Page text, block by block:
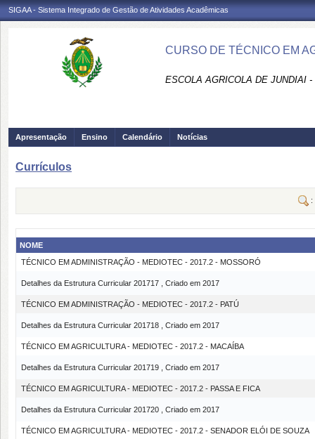
SIGAA - Sistema Integrado de Gestão de Atividades Acadêmicas
CURSO DE TÉCNICO EM
ESCOLA AGRICOLA DE JUNDIAI
Apresentação Ensino Calendário Notícias
Currículos
:
NOME
TÉCNICO EM ADMINISTRAÇÃO - MEDIOTEC - 2017.2 - MOSSORÓ
Detalhes da Estrutura Curricular 201717 , Criado em 2017
TÉCNICO EM ADMINISTRAÇÃO - MEDIOTEC - 2017.2 - PATÚ
Detalhes da Estrutura Curricular 201718 , Criado em 2017
TÉCNICO EM AGRICULTURA - MEDIOTEC - 2017.2 - MACAÍBA
Detalhes da Estrutura Curricular 201719 , Criado em 2017
TÉCNICO EM AGRICULTURA - MEDIOTEC - 2017.2 - PASSA E FICA
Detalhes da Estrutura Curricular 201720 , Criado em 2017
TÉCNICO EM AGRICULTURA - MEDIOTEC - 2017.2 - SENADOR ELÓI DE SOUZA